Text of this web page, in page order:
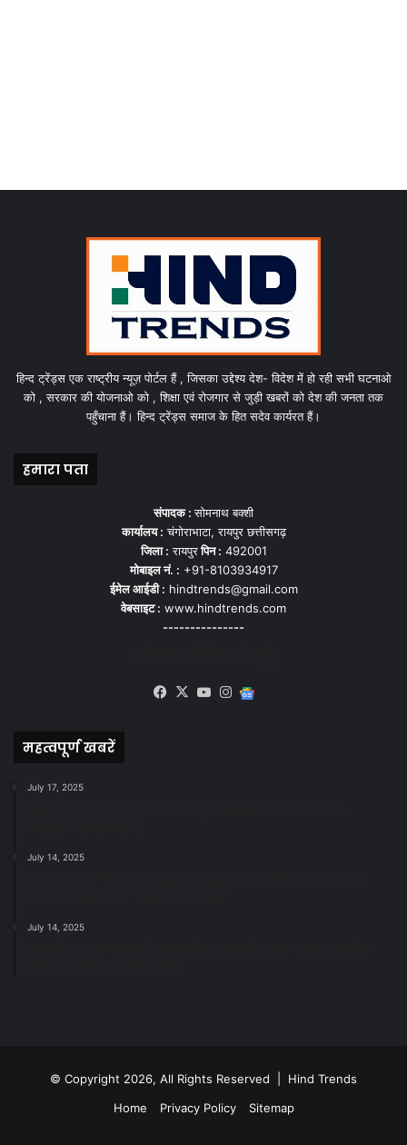
हिन्द ट्रेंड्स एक राष्ट्रीय न्यूज़ पोर्टल हैं , जिसका उद्देश्य देश- विदेश में हो रही सभी घटनाओ
को , सरकार की योजनाओ को , शिक्षा एवं रोजगार से जुड़ी खबरों को देश की जनता तक
पहुँचाना हैं। हिन्द ट्रेंड्स समाज के हित सदेव कार्यरत हैं।
हमारा पता
संपादक :सोमनाथ बक्शी
कार्यालय : चंगोराभाटा, रायपुर छत्तीसगढ़
जिला : रायपुरपिन : 492001
मोबाइल नं. : +91-8103934917
ईमेल आईडी : hindtrends@gmail.com
वेबसाइट : www.hindtrends.com
---------------
Facebook
X YouTubeInstagram
महत्वपूर्ण खबरें
July 17, 2025
July 14, 2025
July 14, 2025
© Copyright 2026, All Rights Reserved | Hind Trends
Home
Privacy Policy Sitemap